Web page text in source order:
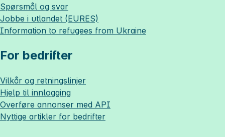
Spørsmål og svar
Jobbe i utlandet (EURES)
Information to refugees from Ukraine
For bedrifter
Vilkår og retningslinjer
Hjelp til innlogging
Overføre annonser med API
Nyttige artikler for bedrifter